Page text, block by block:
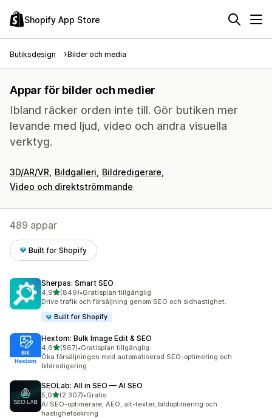
Shopify App Store
Butiksdesign Bilder och media
Appar för bilder och medier
Ibland räcker orden inte till. Gör butiken mer
levande med ljud, video och andra visuella
verktyg.
3D/AR/VR Bildgalleri
Bildredigerare
Video och direktströmmande
489 appar
Built for Shopify
Sherpas: Smart SEO
4,9av 5 stjärnor
(849)
849 recensioner totalt
•Gratisplan tillgänglig
Drive trafik och försäljning genom SEO och sidhastighet.
Built for Shopify
Hextom: Bulk Image Edit & SEO
4,6av 5 stjärnor
(567)
567 recensioner totalt
•Gratisplan tillgänglig
Öka försäljningen med automatiserad SEO-optimering och
bildredigering
SEOLab: All in SEO — AI SEO
5,0av 5 stjärnor
(2 307)
2307 recensioner totalt
•Gratis
AI SEO-optimerare, AEO, alt-texter, bildoptimering och
hastighetsökning